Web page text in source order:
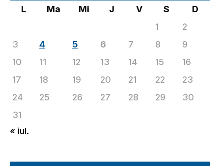
L Ma Mi J V S
D
1
2
3
4 5 6 7 8
9
10
11 12 13 14 15
16
17
18 19 20 21 22
23
24
25 26 27 28 29
30
31
« iul.